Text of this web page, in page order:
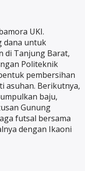
UKI.
dana untuk
di Tanjung Barat,
Politeknik
pembersihan
asuhan. Berikutnya,
baju,
Gunung
futsal bersama
dengan Ikaoni